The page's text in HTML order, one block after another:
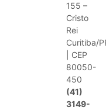
155 –
Cristo
Rei
Curitiba/
| CEP
80050-
450
(41)
3149-